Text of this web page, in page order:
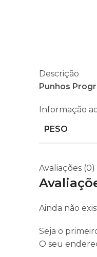
Descrição
Punhos
Informação
PESO
Avaliações (0)
Ainda não
Seja o
O seu